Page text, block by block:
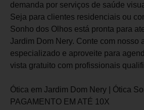
demanda por serviços de saúde
Seja para clientes residenciais ou
Sonho dos Olhos está pronta para
Jardim Dom Nery. Conte com nosso
especializado e aproveite para
vista gratuito com profissionais
Ótica em Jardim Dom Nery | Ótica
PAGAMENTO EM ATÉ 10X